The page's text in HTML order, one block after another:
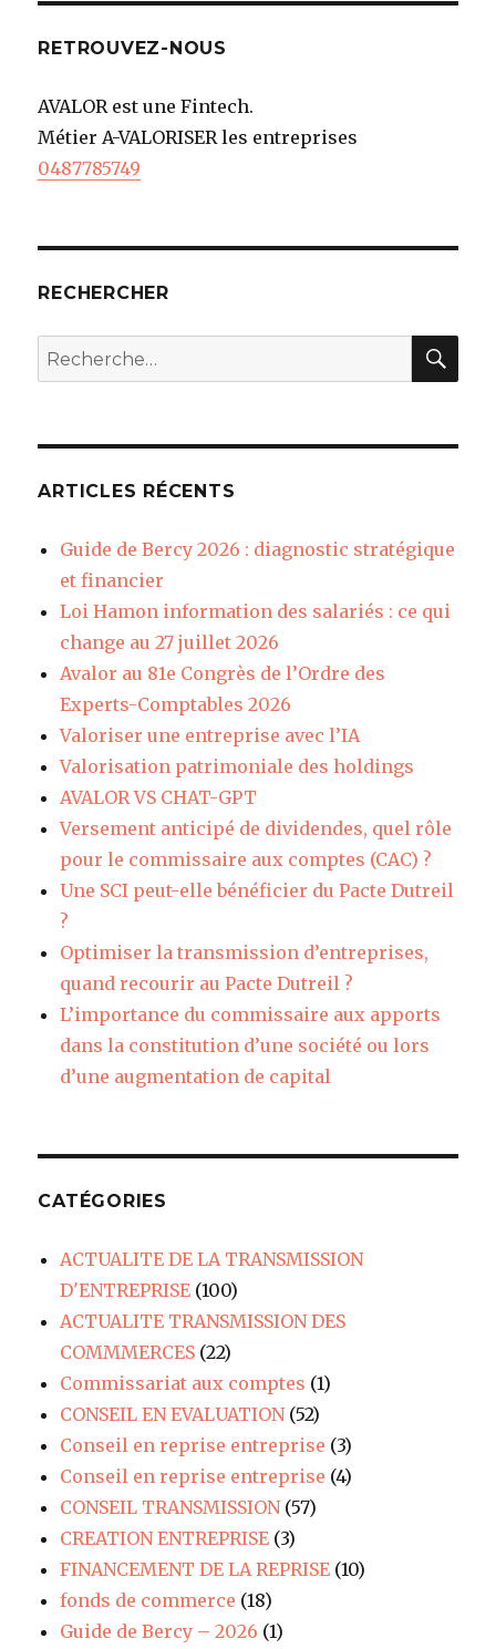
RETROUVEZ-NOUS
AVALOR est une Fintech.
Métier A-VALORISER les entreprises
0487785749
RECHERCHER
Recherche
pour
ARTICLES RÉCENTS
Guide de Bercy 2026 : diagnostic stratégique
et financier
Loi Hamon information des salariés : ce qui
change au 27 juillet 2026
Avalor au 81e Congrès de l’Ordre des
Experts-Comptables 2026
Valoriser une entreprise avec l’IA
Valorisation patrimoniale des holdings
AVALOR VS CHAT-GPT
Versement anticipé de dividendes, quel rôle
pour le commissaire aux comptes (CAC) ?
Une SCI peut-elle bénéficier du Pacte Dutreil
?
Optimiser la transmission d’entreprises,
quand recourir au Pacte Dutreil ?
L’importance du commissaire aux apports
dans la constitution d’une société ou lors
d’une augmentation de capital
CATÉGORIES
ACTUALITE DE LA TRANSMISSION
D'ENTREPRISE (100)
ACTUALITE TRANSMISSION DES
COMMMERCES (22)
Commissariat aux comptes (1)
CONSEIL EN EVALUATION(52)
Conseil en reprise entreprise (3)
Conseil en reprise entreprise (4)
CONSEIL TRANSMISSION(57)
CREATION ENTREPRISE (3)
FINANCEMENT DE LA REPRISE (10)
fonds de commerce (18)
Guide de Bercy – 2026 (1)